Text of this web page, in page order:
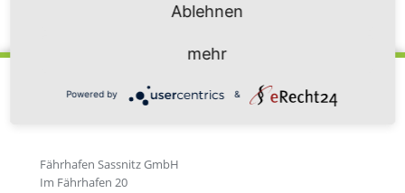
Zurück zur Newsübersicht
Fährhafen Sassnitz GmbH
Im Fährhafen 20
Ablehnen
mehr
Powered by &